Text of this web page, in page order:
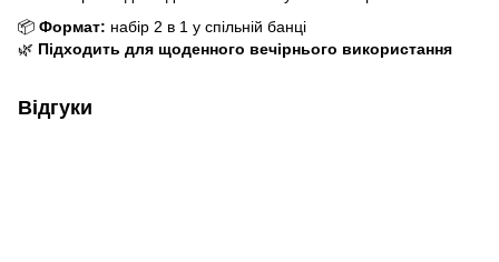
📦 Формат: набір 2 в 1 у спільній банці
🌿 Підходить для щоденного вечірнього використання
Відгуки